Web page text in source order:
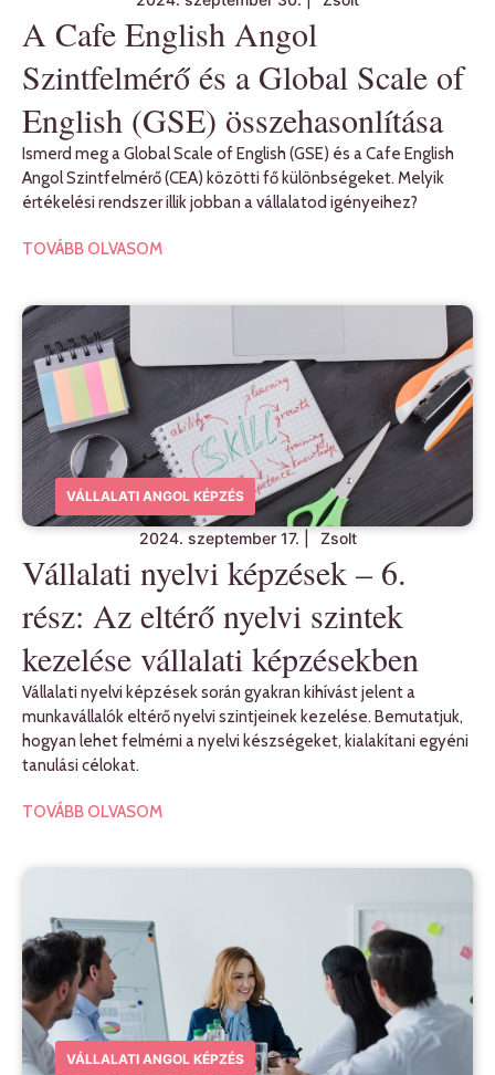
A Cafe English Angol
Szintfelmérő és a Global Scale of
English (GSE) összehasonlítása
Ismerd meg a Global Scale of English (GSE) és a Cafe English
Angol Szintfelmérő (CEA) közötti fő különbségeket. Melyik
értékelési rendszer illik jobban a vállalatod igényeihez?
TOVÁBB OLVASOM
VÁLLALATI ANGOL KÉPZÉS
2024. szeptember 17. Zsolt
Vállalati nyelvi képzések – 6.
rész: Az eltérő nyelvi szintek
kezelése vállalati képzésekben
Vállalati nyelvi képzések során gyakran kihívást jelent a
munkavállalók eltérő nyelvi szintjeinek kezelése. Bemutatjuk,
hogyan lehet felmérni a nyelvi készségeket, kialakítani egyéni
tanulási célokat.
TOVÁBB OLVASOM
VÁLLALATI ANGOL KÉPZÉS